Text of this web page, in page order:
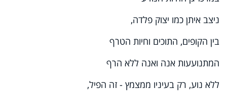
ניצב איתן כמו יצוק פלדה,
בין הקופים, התוכים וחיות הטרף
המתנועעות אנה ואנה ללא הרף
ללא נוע, רק בעיניו ממצמץ - זה הפיל,